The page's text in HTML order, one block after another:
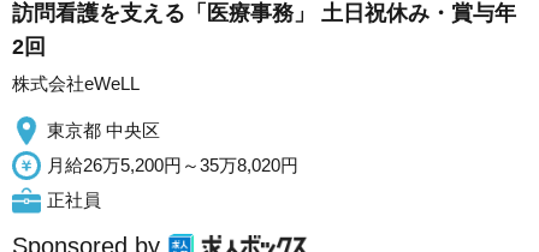
訪問看護を支える「医療事務」 土日祝休み・賞与年
2回
株式会社eWeLL
東京都 中央区
月給26万5,200円～35万8,020円
正社員
Sponsored by